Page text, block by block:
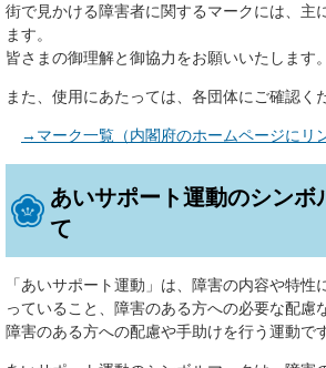
街で見かける障害者に関するマークには、主
ます。
皆さまの御理解と御協力をお願いいたします。
また、使用にあたっては、各団体にご確認く
→マーク一覧（内閣府のホームページにリ
あいサポート運動のシンボ
て
「あいサポート運動」は、障害の内容や特性
っていること、障害のある方への必要な配慮
障害のある方への配慮や手助けを行う運動です